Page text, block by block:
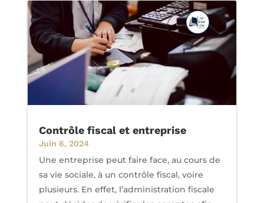
Contrôle fiscal et entreprise
Juin 6, 2024
Une entreprise peut faire face, au cours de
sa vie sociale, à un contrôle fiscal, voire
plusieurs. En effet, l’administration fiscale